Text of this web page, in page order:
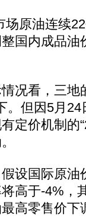
原油连续22
国内成品油
看，三地
。但因5月
定价机制的
国际原油
高于-4%，
高零售价下